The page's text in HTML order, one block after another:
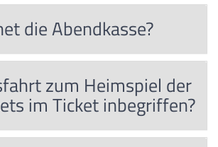
die Abendkasse?
zum Heimspiel der
im Ticket inbegriffen?